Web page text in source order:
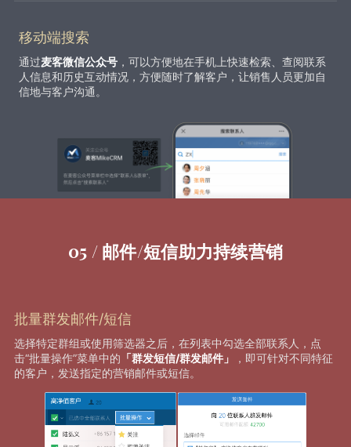
移动端搜索
通过麦客微信公众号 ，可以方便地在手机上快速检索、查阅联系
人信息和历史互动情况，方便随时了解客户，让销售人员更加自
信地与客户沟通。
05 / 邮件/短信助力持续营销
批量群发邮件/短信
选择特定群组或使用筛选器之后，在列表中勾选全部联系人，点
击“批量操作”菜单中的 「群发短信/群发邮件」
，即可针对不同特征
的客户，发送指定的营销邮件或短信。